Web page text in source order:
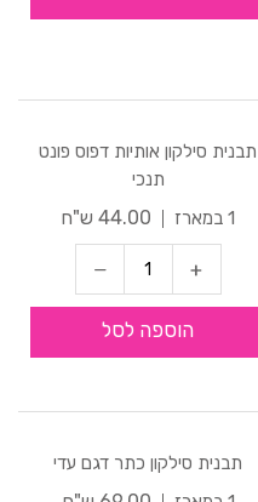
תבנית סילקון אותיות דפוס פונט
תנכי
1 במארז
44.00 ש"ח
הוספה לסל
תבנית סילקון כתר דגם עדי